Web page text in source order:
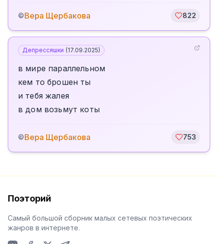
©Вера Щербакова 822
Депрессяшки (17.09.2025)
в мире параллельном
кем то брошен ты
и тебя жалея
в дом возьмут коты
©Вера Щербакова 753
Поэторий
Самый большой сборник малых сетевых поэтических
жанров в интернете.